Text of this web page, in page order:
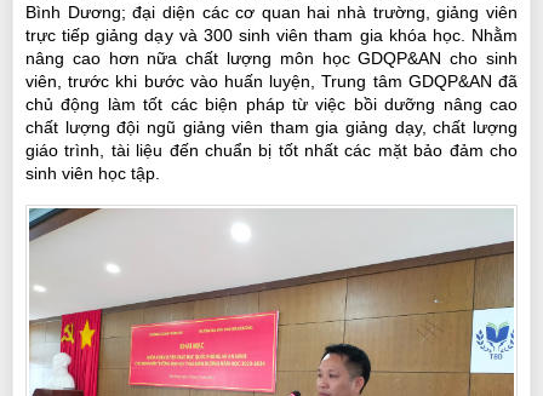
Bình Dương; đại diện các cơ quan hai nhà trường, giảng viên
trực tiếp giảng dạy và 300sinh viên tham gia khóa học. Nhằm
nâng cao hơn nữa chất lượng môn học GDQP&AN cho sinh
viên,trước khi bước vào huấn luyện, Trung tâm GDQP&AN đã
chủ động làm tốt các biện pháp từ việc bồi dưỡng nâng cao
chất lượng đội ngũ giảng viên tham gia giảng dạy, chất lượng
giáo trình, tài liệu đến chuẩn bị tốt nhất các mặt bảo đảm cho
sinh viên học tập